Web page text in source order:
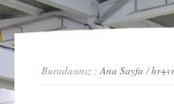
Buradasınız :Ana Sayfa /